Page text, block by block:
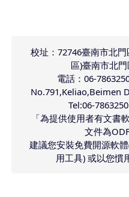
校址：72746臺南市北
區)臺南市北
電話：06-
No.791,Keliao,Beimen
Tel:06-
「為提供使用者有文書
文件為
建議您安裝免費開源軟
用工具) 或以您慣